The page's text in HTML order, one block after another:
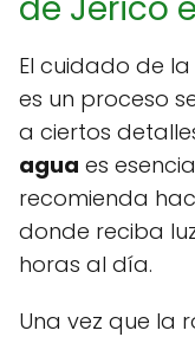
El cuidado de
es un proceso
a ciertos
agua es
recomienda
donde reciba
horas al día.
Una vez que la